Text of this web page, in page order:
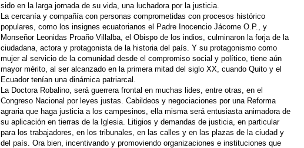
sido en la larga jornada de su vida, una luchadora por la justicia.
La cercanía y compañía con personas comprometidas con procesos histórico
populares, como los insignes ecuatorianos el Padre Inocencio Jácome O.P., y
Monseñor Leonidas Proaño Villalba, el Obispo de los indios, culminaron la forja de la
ciudadana, actora y protagonista de la historia del país. Y su protagonismo como
mujer al servicio de la comunidad desde el compromiso social y político, tiene aún
mayor mérito, al ser alcanzado en la primera mitad del siglo XX, cuando Quito y el
Ecuador tenían una dinámica patriarcal.
La Doctora Robalino, será guerrera frontal en muchas lides, entre otras, en el
Congreso Nacional por leyes justas. Cabildeos y negociaciones por una Reforma
agraria que haga justicia a los campesinos, ella misma será entusiasta animadora de
su aplicación en tierras de la Iglesia. Litigios y demandas de justicia, en particular
para los trabajadores, en los tribunales, en las calles y en las plazas de la ciudad y
del país. Ora bien, incentivando y promoviendo organizaciones e instituciones que